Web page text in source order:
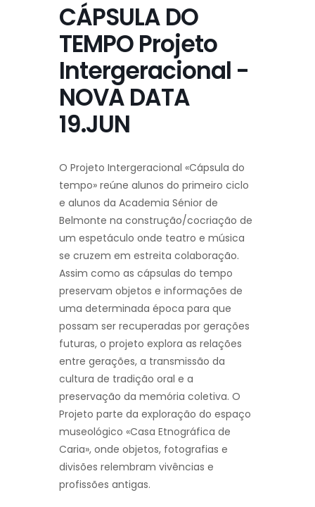
CÁPSULA DO
TEMPO Projeto
Intergeracional -
NOVA DATA
19.JUN
O Projeto Intergeracional «Cápsula do
tempo» reúne alunos do primeiro ciclo
e alunos da Academia Sénior de
Belmonte na construção/cocriação de
um espetáculo onde teatro e música
se cruzem em estreita colaboração.
Assim como as cápsulas do tempo
preservam objetos e informações de
uma determinada época para que
possam ser recuperadas por gerações
futuras, o projeto explora as relações
entre gerações, a transmissão da
cultura de tradição oral e a
preservação da memória coletiva. O
Projeto parte da exploração do espaço
museológico «Casa Etnográfica de
Caria», onde objetos, fotografias e
divisões relembram vivências e
profissões antigas.